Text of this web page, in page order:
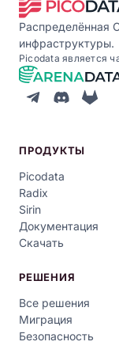
Распределённая
инфраструктуры.
Picodata является
ПРОДУКТЫ
Picodata
Radix
Sirin
Документация
Скачать
РЕШЕНИЯ
Все решения
Миграция
Безопасность